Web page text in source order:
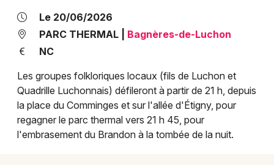
Grands événements
Activité & Expérience
Foires & salons
Spectacles
Lyon
Marseille
Mulhouse
Montpellier
Nantes
Le 20/06/2026
PARC THERMAL
Bagnères-de-Luchon
NC
Les groupes folkloriques locaux (fils de Luchon et
Quadrille Luchonnais) défileront à partir de 21 h, depuis
la place du Comminges et sur l'allée d'Étigny, pour
regagner le parc thermal vers 21 h 45, pour
l'embrasement du Brandon à la tombée de la nuit.
Aujourd'hui
Demain